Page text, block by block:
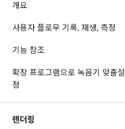
개요
사용자 플로우 기록, 재생, 측정
기능 참조
확장 프로그램으로 녹음기 맞춤설
정
렌더링